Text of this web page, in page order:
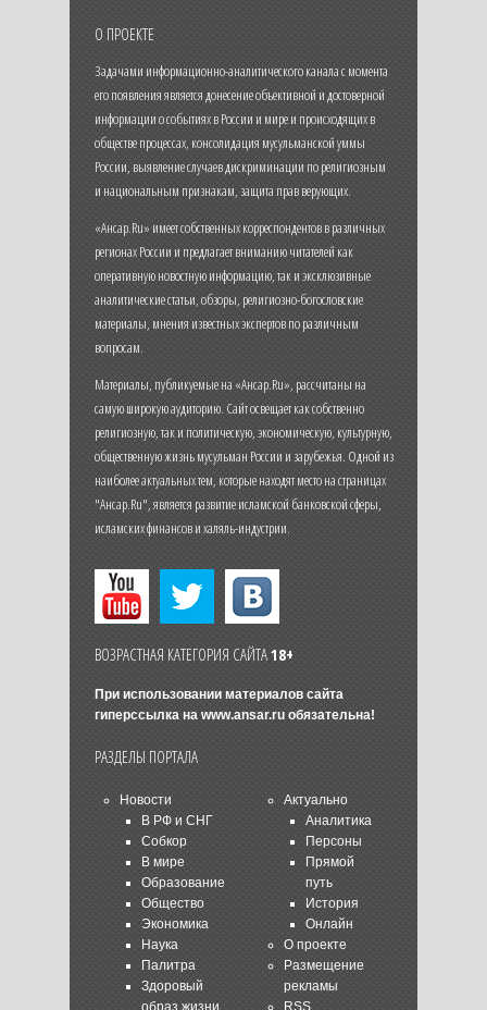
О ПРОЕКТЕ
Задачами информационно-аналитического канала с момента
его появления является донесение объективной и достоверной
информации о событиях в России и мире и происходящих в
обществе процессах, консолидация мусульманской уммы
России, выявление случаев дискриминации по религиозным
и национальным признакам, защита прав верующих.
«Ансар.Ru» имеет собственных корреспондентов в различных
регионах России и предлагает вниманию читателей как
оперативную новостную информацию, так и эксклюзивные
аналитические статьи, обзоры, религиозно-богословские
материалы, мнения известных экспертов по различным
вопросам.
Материалы, публикуемые на «Ансар.Ru», рассчитаны на
самую широкую аудиторию. Сайт освещает как собственно
религиозную, так и политическую, экономическую, культурную,
общественную жизнь мусульман России и зарубежья. Одной из
наиболее актуальных тем, которые находят место на страницах
"Ансар.Ru", является развитие исламской банковской сферы,
исламских финансов и халяль-индустрии.
ВОЗРАСТНАЯ КАТЕГОРИЯ САЙТА18+
При использовании материалов сайта
гиперссылка на www.ansar.ruобязательна!
РАЗДЕЛЫ ПОРТАЛА
Новости
В РФ и СНГ
Собкор
В мире
Образование
Общество
Экономика
Наука
Палитра
Здоровый
образ жизни
Актуально
Аналитика
Персоны
Прямой
путь
История
Онлайн
О проекте
Размещение
рекламы
RSS